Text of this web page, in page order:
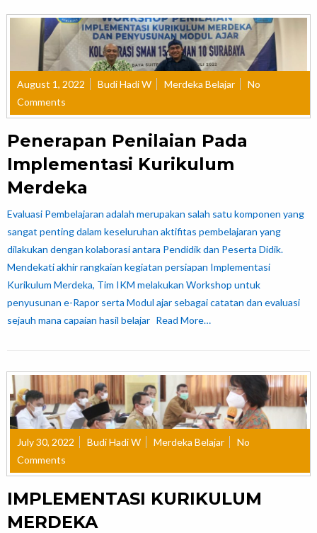
August 1, 2022 Budi Hadi W Merdeka Belajar
No
Comments
Penerapan Penilaian Pada
Implementasi Kurikulum
Merdeka
Evaluasi Pembelajaran adalah merupakan salah satu komponen yang
sangat penting dalam keseluruhan aktifitas pembelajaran yang
dilakukan dengan kolaborasi antara Pendidik dan Peserta Didik.
Mendekati akhir rangkaian kegiatan persiapan Implementasi
Kurikulum Merdeka, Tim IKM melakukan Workshop untuk
penyusunan e-Rapor serta Modul ajar sebagai catatan dan evaluasi
sejauh mana capaian hasil belajar Read More…
July 30, 2022 Budi Hadi W Merdeka Belajar
No
Comments
IMPLEMENTASI KURIKULUM
MERDEKA